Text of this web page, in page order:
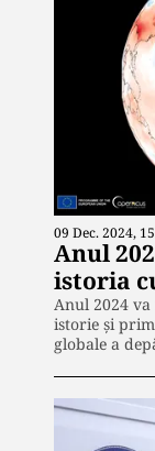
09 Dec. 2024,
Anul
istoria
Anul 2024
istorie și
globale a